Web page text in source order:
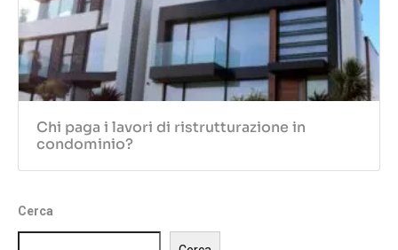
Chi paga i lavori di ristrutturazione in
condominio?
Cerca